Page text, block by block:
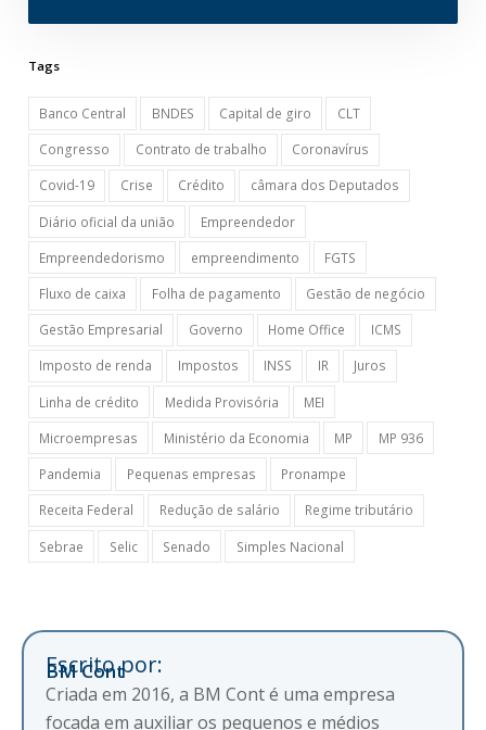
Tags
Banco Central BNDES Capital de giro
CLT
Congresso
Contrato de trabalho
Coronavírus
Covid-19
Crise Crédito
câmara dos Deputados
Diário oficial da união
Empreendedor
Empreendedorismo
empreendimento
FGTS
Fluxo de caixa
Folha de pagamento
Gestão de negócio
Gestão Empresarial
Governo Home Office
ICMS
Imposto de renda
Impostos INSS IR
Juros
Linha de crédito
Medida Provisória
MEI
Microempresas
Ministério da Economia MP
MP 936
Pandemia
Pequenas empresas
Pronampe
Receita Federal
Redução de salário
Regime tributário
Sebrae
Selic Senado Simples Nacional
Escrito por:
BM Cont
Criada em 2016, a BM Cont é uma empresa
focada em auxiliar os pequenos e médios